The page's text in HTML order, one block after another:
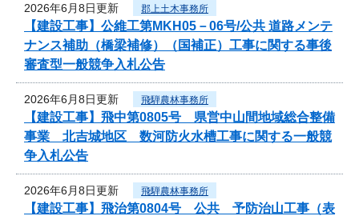
2026年6月8日更新 郡上土木事務所
【建設工事】公維工第MKH05－06号/公共 道路メンテ
ナンス補助（橋梁補修）（国補正）工事に関する事後
審査型一般競争入札公告
2026年6月8日更新 飛騨農林事務所
【建設工事】飛中第0805号 県営中山間地域総合整備
事業 北吉城地区 数河防火水槽工事に関する一般競
争入札公告
2026年6月8日更新 飛騨農林事務所
【建設工事】飛治第0804号 公共 予防治山工事（表